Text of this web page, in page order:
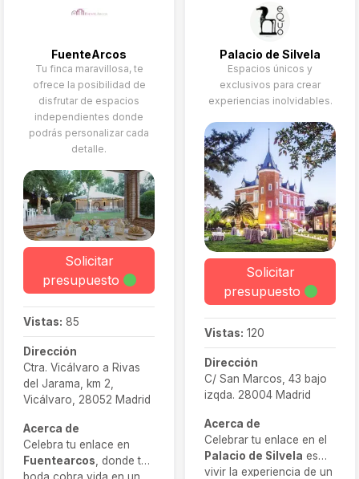
pensados para evocar
emociones y el servicio
cuida cada detalle.
Desde la decoración
floral hasta la
coordinación musical, su
equipo acompaña a las
adaptándose a sus
preferencias, incluso con
menús cerrados o
personalizados
románticos, patios
interiores, elegantes
salones y una
espectacular arquitectura
de época que convierten
cada rincón en parte de
vuestra historia.
FuenteArcos
Tu finca maravillosa, te
ofrece la posibilidad de
disfrutar de espacios
independientes donde
podrás personalizar cada
detalle.
Solicitar
presupuesto
Vistas: 85
Dirección
Ctra. Vicálvaro a Rivas
del Jarama, km 2,
Vicálvaro, 28052 Madrid
Acerca de
Celebra tu enlace en
Fuentearcos , donde tu
Palacio de Silvela
Espacios únicos y
exclusivos para crear
experiencias inolvidables.
Solicitar
presupuesto
Vistas: 120
Dirección
C/ San Marcos, 43 bajo
izqda. 28004 Madrid
Acerca de
Celebrar tu enlace en el
Palacio de Silvela es
vivir la experiencia de un